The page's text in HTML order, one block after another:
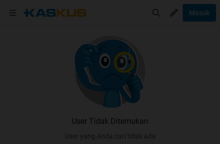
Masuk
User Tidak Ditemukan
User yang Anda cari tidak ada